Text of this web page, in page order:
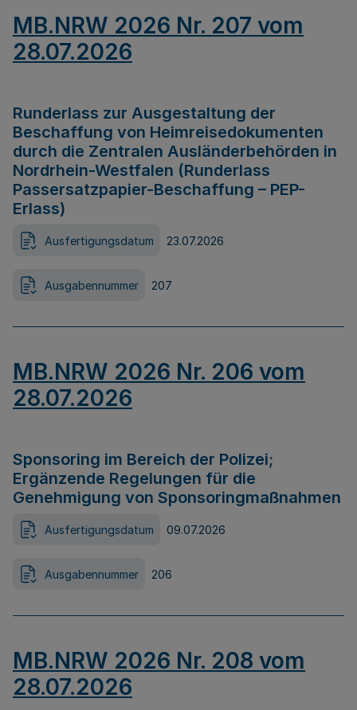
MB.NRW 2026 Nr. 207 vom
28.07.2026
Runderlass zur Ausgestaltung der
Beschaffung von Heimreisedokumenten
durch die Zentralen Ausländerbehörden in
Nordrhein-Westfalen (Runderlass
Passersatzpapier-Beschaffung – PEP-
Erlass)
Ausfertigungsdatum 23.07.2026
Ausgabennummer 207
MB.NRW 2026 Nr. 206 vom
28.07.2026
Sponsoring im Bereich der Polizei;
Ergänzende Regelungen für die
Genehmigung von Sponsoringmaßnahmen
Ausfertigungsdatum 09.07.2026
Ausgabennummer 206
MB.NRW 2026 Nr. 208 vom
28.07.2026